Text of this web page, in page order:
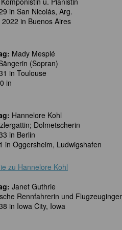
in San Nicolás, Arg.
in Buenos Aires
Mady Mesplé
(Sopran)
in Toulouse
in
Hannelore Kohl
Dolmetscherin
in Berlin
in Oggersheim, Ludwigshafen
zu Hannelore Kohl
Janet Guthrie
Rennfahrerin und
in Iowa City, Iowa